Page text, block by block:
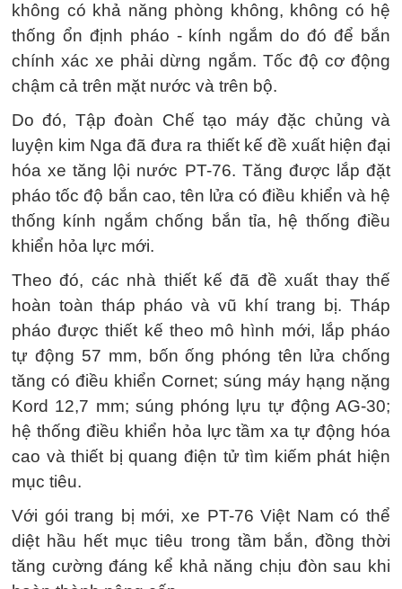
không có khả năng phòng không, không có hệ
thống ổn định pháo - kính ngắm do đó để bắn
chính xác xe phải dừng ngắm. Tốc độ cơ động
chậm cả trên mặt nước và trên bộ.
Do đó, Tập đoàn Chế tạo máy đặc chủng và
luyện kim Nga đã đưa ra thiết kế đề xuất hiện đại
hóa xe tăng lội nước PT-76. Tăng được lắp đặt
pháo tốc độ bắn cao, tên lửa có điều khiển và hệ
thống kính ngắm chống bắn tỉa, hệ thống điều
khiển hỏa lực mới.
Theo đó, các nhà thiết kế đã đề xuất thay thế
hoàn toàn tháp pháo và vũ khí trang bị. Tháp
pháo được thiết kế theo mô hình mới, lắp pháo
tự động 57 mm, bốn ống phóng tên lửa chống
tăng có điều khiển Cornet; súng máy hạng nặng
Kord 12,7 mm; súng phóng lựu tự động AG-30;
hệ thống điều khiển hỏa lực tầm xa tự động hóa
cao và thiết bị quang điện tử tìm kiếm phát hiện
mục tiêu.
Với gói trang bị mới, xe PT-76 Việt Nam có thể
diệt hầu hết mục tiêu trong tầm bắn, đồng thời
tăng cường đáng kể khả năng chịu đòn sau khi